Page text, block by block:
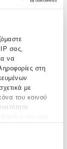
σας,
να
στη
με
του κοινού